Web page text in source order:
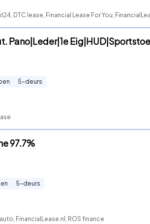
DTC lease, Financial Lease For You,
Pano|Leder|1e Eig|HUD|Sportstoe
5-deurs
97.7%
5-deurs
FinancialLease.nl, ROS finance